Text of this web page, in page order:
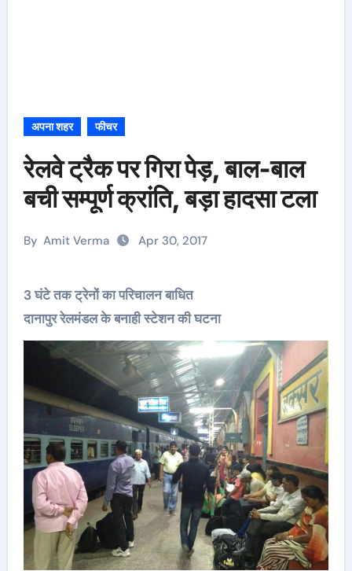
अपना शहर फीचर
रेलवे ट्रैक पर गिरा पेड़, बाल-बाल
बची सम्पूर्ण क्रांति, बड़ा हादसा टला
By Amit Verma Apr 30, 2017
3 घंटे तक ट्रेनों का परिचालन बाधित
दानापुर रेलमंडल के बनाही स्टेशन की घटना